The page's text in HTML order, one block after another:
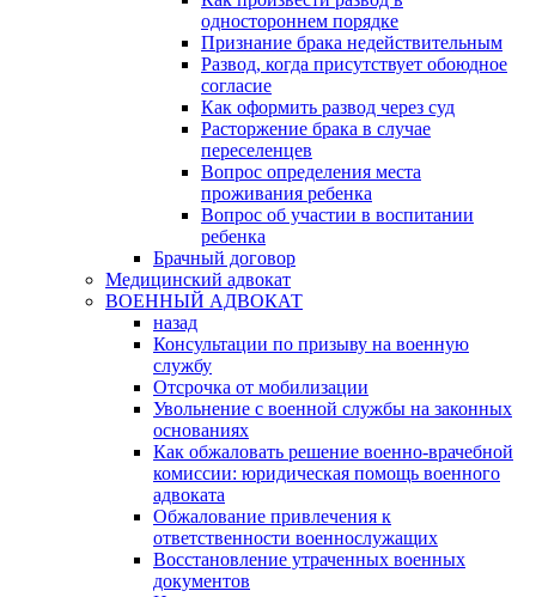
одностороннем порядке
Признание брака недействительным
Развод, когда присутствует обоюдное
согласие
Как оформить развод через суд
Расторжение брака в случае
переселенцев
Вопрос определения места
проживания ребенка
Вопрос об участии в воспитании
ребенка
Брачный договор
Медицинский адвокат
ВОЕННЫЙ АДВОКАТ
назад
Консультации по призыву на военную
службу
Отсрочка от мобилизации
Увольнение с военной службы на законных
основаниях
Как обжаловать решение военно-врачебной
комиссии: юридическая помощь военного
адвоката
Обжалование привлечения к
ответственности военнослужащих
Восстановление утраченных военных
документов